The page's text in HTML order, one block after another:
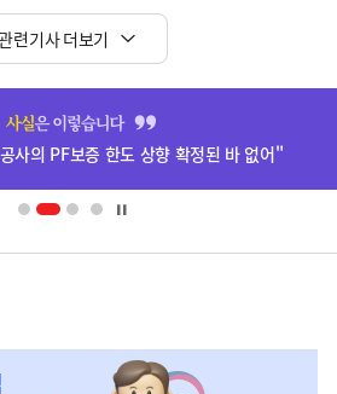
련기사 더보기
사의 PF보증 한도 상향 확정된 바 없어"